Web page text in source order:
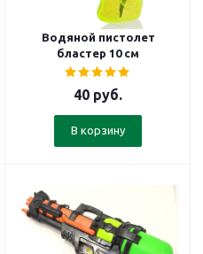
Водяной пистолет
бластер 10 см
40 руб.
В корзину